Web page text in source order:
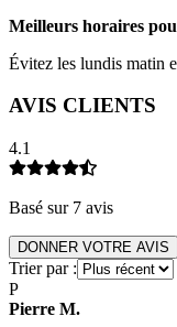
Meilleurs horaires
Évitez les lundis matin
AVIS CLIENTS
4.1
Basé sur 7 avis
DONNER VOTRE AVIS
Trier par :
P
Pierre M.